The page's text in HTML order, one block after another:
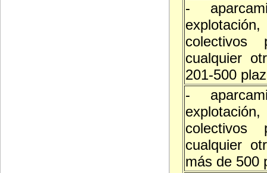
-
colectivos
cualquier
201-500
-
colectivos
cualquier
más de 500